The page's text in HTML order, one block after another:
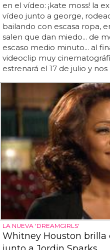
en el vídeo: ¡kate moss! la
vídeo junto a george,
bailando con escasa ropa,
salen que dan miedo... de
escaso medio minuto... al
videoclip muy
estrenará el 17 de julio y nos
LA NUEVA 'DREAMGIRLS'
Whitney Houston brilla